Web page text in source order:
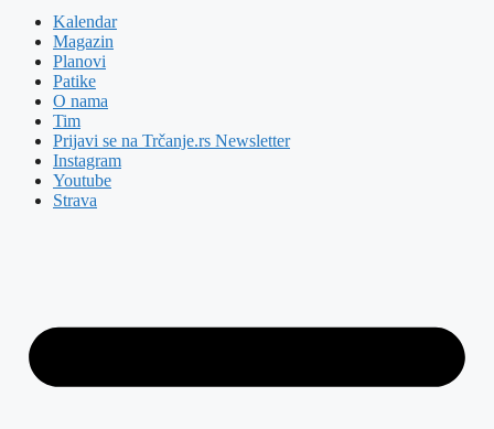
Kalendar
Magazin
Planovi
Patike
O nama
Tim
Prijavi se na Trčanje.rs Newsletter
Instagram
Youtube
Strava